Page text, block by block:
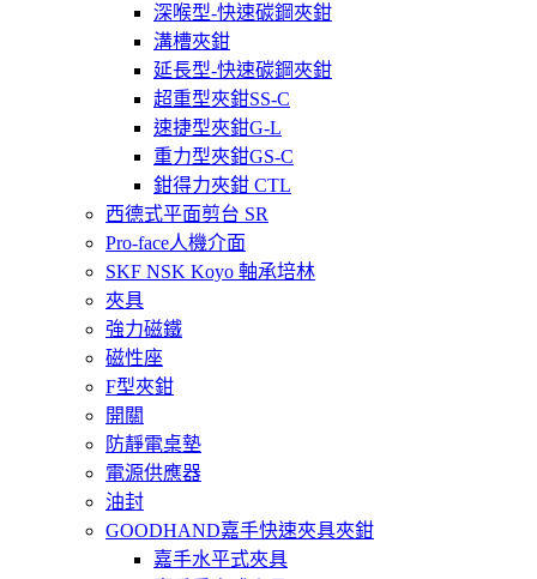
深喉型-快速碳鋼夾鉗
溝槽夾鉗
延長型-快速碳鋼夾鉗
超重型夾鉗SS-C
速捷型夾鉗G-L
重力型夾鉗GS-C
鉗得力夾鉗 CTL
西德式平面剪台 SR
Pro-face人機介面
SKF NSK Koyo 軸承培林
夾具
強力磁鐵
磁性座
F型夾鉗
開關
防靜電桌墊
電源供應器
油封
GOODHAND嘉手快速夾具夾鉗
嘉手水平式夾具